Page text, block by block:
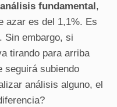
análisis fundamental,
azar es del 1,1%. Es
Sin embargo, si
tirando para arriba
seguirá subiendo
análisis alguno, el